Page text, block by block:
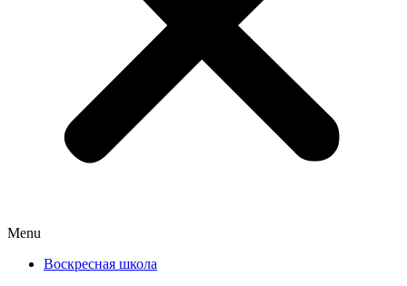
Menu
Воскресная школа